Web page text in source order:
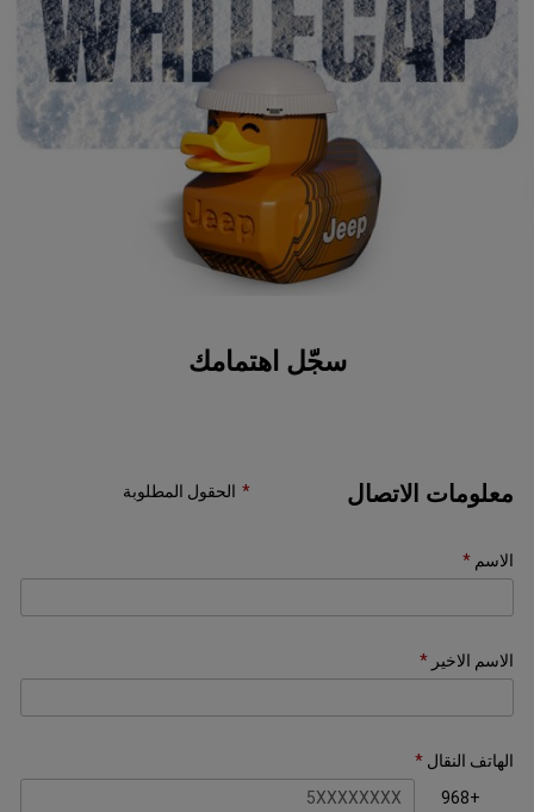
سجّل اهتمامك
معلومات الاتصال الحقول المطلوبة
الاسم
الاسم الاخير
الهاتف النقال
+968